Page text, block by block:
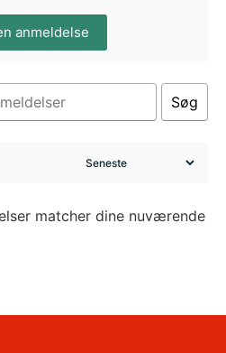
anmeldelse
Søg
matcher dine nuværende